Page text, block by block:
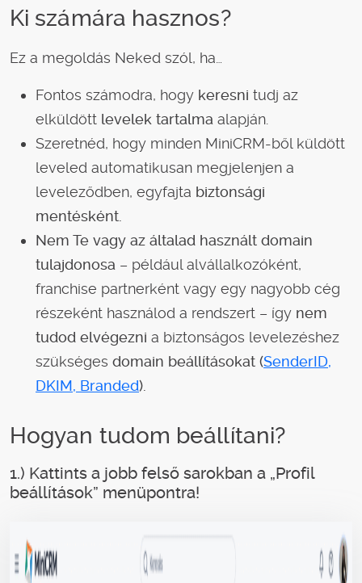
Ki számára hasznos?
Ez a megoldás Neked szól, ha…
Fontos számodra, hogy keresni tudj az
elküldött levelek tartalma alapján.
Szeretnéd, hogy minden MiniCRM-ből küldött
leveled automatikusan megjelenjen a
leveleződben, egyfajta biztonsági
mentésként.
Nem Te vagy az általad használt domain
tulajdonosa – például alvállalkozóként,
franchise partnerként vagy egy nagyobb cég
részeként használod a rendszert – így nem
tudod elvégezni a biztonságos levelezéshez
szükséges domain beállításokat (SenderID,
DKIM, Branded).
Hogyan tudom beállítani?
1.) Kattints a jobb felső sarokban a „Profil
beállítások” menüpontra!